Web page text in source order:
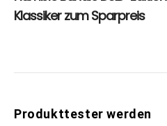
Produkttester werden